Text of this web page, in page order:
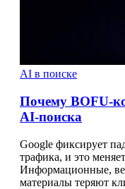
AI в поиске
Почему
AI‑поиска
Google фиксирует
трафика, и это
Информационные,
материалы теряют